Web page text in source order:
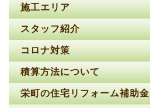
施工エリア
スタッフ紹介
コロナ対策
積算方法について
栄町の住宅リフォーム補助金